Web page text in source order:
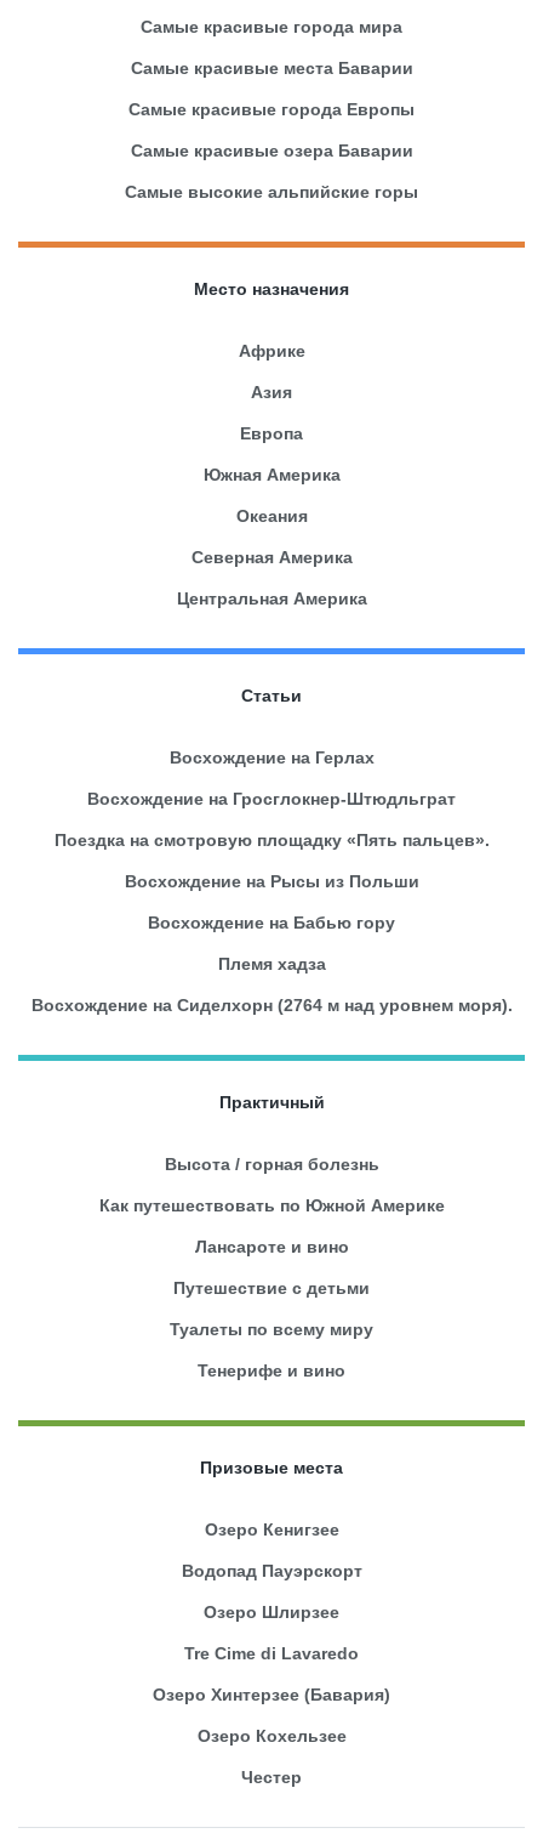
Самые красивые города мира
Самые красивые места Баварии
Самые красивые города Европы
Самые красивые озера Баварии
Самые высокие альпийские горы
Место назначения
Африке
Азия
Европа
Южная Америка
Океания
Северная Америка
Центральная Америка
Статьи
Восхождение на Герлах
Восхождение на Гросглокнер-Штюдльграт
Поездка на смотровую площадку «Пять пальцев».
Восхождение на Рысы из Польши
Восхождение на Бабью гору
Племя хадза
Восхождение на Сиделхорн (2764 м над уровнем моря).
Практичный
Высота / горная болезнь
Как путешествовать по Южной Америке
Лансароте и вино
Путешествие с детьми
Туалеты по всему миру
Тенерифе и вино
Призовые места
Озеро Кенигзее
Водопад Пауэрскорт
Озеро Шлирзее
Tre Cime di Lavaredo
Озеро Хинтерзее (Бавария)
Озеро Кохельзее
Честер